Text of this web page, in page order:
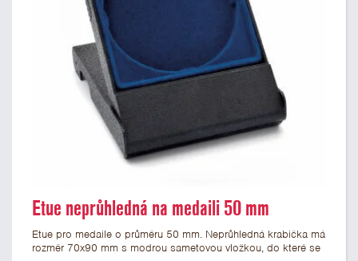
Etue neprůhledná na medaili 50 mm
Etue pro medaile o průměru 50 mm. Neprůhledná krabička má
rozměr 70x90 mm s modrou sametovou vložkou, do které se